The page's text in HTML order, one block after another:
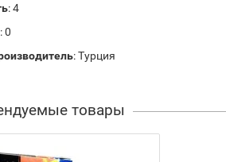
: 4
: 0
: Турция
товары